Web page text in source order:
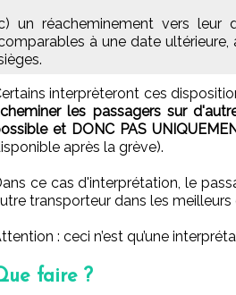
un réacheminement vers leur
à une date
interprèteront ces
les passagers sur
et DONC PAS
après la grève).
ce cas d'interprétation, le
transporteur dans les meilleurs
: ceci n’est qu’une
faire ?